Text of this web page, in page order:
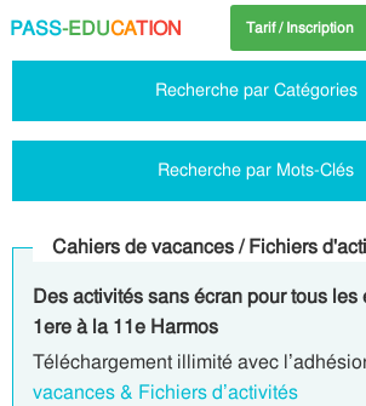
PASS-EDUCATION Tarif / Inscription
Recherche par Catégories
Recherche par Mots-Clés
Cahiers de vacances / Fichiers
Des activités sans écran pour tous les
1ere à la 11e Harmos
Téléchargement illimité avec
vacances & Fichiers d’activités